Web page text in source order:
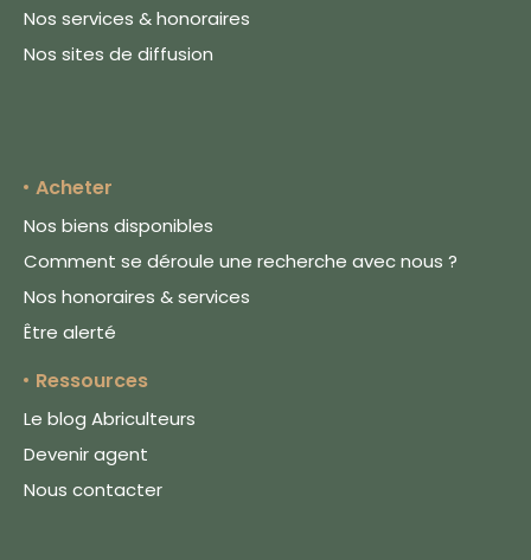
est notre priorité
Nous utilisons des
cookies afin de
mesurer l'audience
du site, proposer une
Nos services & honoraires
Nos sites de diffusion
Acheter
Nos biens disponibles
Comment se déroule une recherche avec nous ?
Nos honoraires & services
Être alerté
Ressources
Le blog Abriculteurs
Devenir agent
Nous contacter